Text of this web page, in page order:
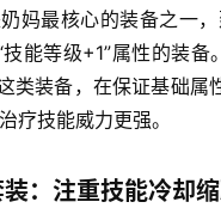
妈最核心的装备之一
能等级+1”属性的装备
类装备，在保证基础属
疗技能威力更强。
：注重技能冷却